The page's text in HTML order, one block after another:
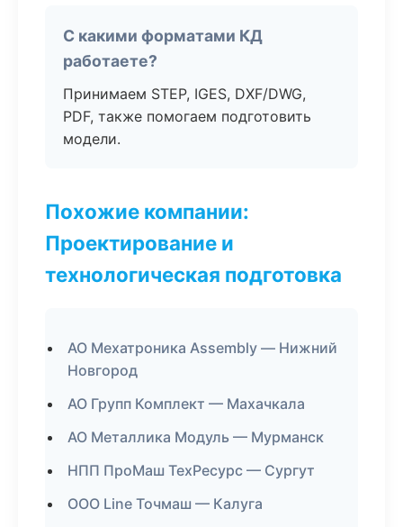
С какими форматами КД
работаете?
Принимаем STEP, IGES, DXF/DWG,
PDF, также помогаем подготовить
модели.
Похожие компании:
Проектирование и
технологическая подготовка
АО Мехатроника Assembly — Нижний
Новгород
АО Групп Комплект — Махачкала
АО Металлика Модуль — Мурманск
НПП ПроМаш ТехРесурс — Сургут
ООО Line Точмаш — Калуга